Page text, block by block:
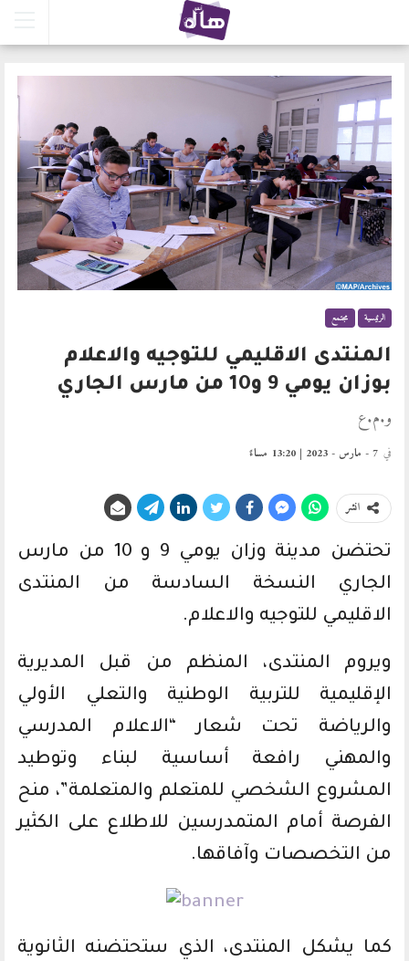
الرئيسية مجتمع
المنتدى الاقليمي للتوجيه والاعلام
بوزان يومي 9 و10 من مارس الجاري
و.م.ع
في 7 - مارس - 2023 | 13:20 مساءً
انشر
تحتضن مدينة وزان يومي 9 و 10 من مارس
الجاري النسخة السادسة من المنتدى
الاقليمي للتوجيه والاعلام.
ويروم المنتدى، المنظم من قبل المديرية
الإقليمية للتربية الوطنية والتعلي الأولي
والرياضة تحت شعار “الاعلام المدرسي
والمهني رافعة أساسية لبناء وتوطيد
المشروع الشخصي للمتعلم والمتعلمة”، منح
الفرصة أمام المتمدرسين للاطلاع على الكثير
من التخصصات وآفاقها.
كما يشكل المنتدى، الذي ستحتضنه الثانوية